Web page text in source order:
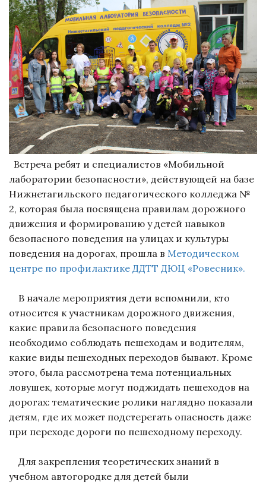
Встреча ребят и специалистов «Мобильной
лаборатории безопасности», действующей на базе
Нижнетагильского педагогического колледжа №
2, которая была посвящена правилам дорожного
движения и формированию у детей навыков
безопасного поведения на улицах и культуры
поведения на дорогах, прошла в Методическом
центре по профилактике ДДТТ ДЮЦ «Ровесник».
В начале мероприятия дети вспомнили, кто
относится к участникам дорожного движения,
какие правила безопасного поведения
необходимо соблюдать пешеходам и водителям,
какие виды пешеходных переходов бывают. Кроме
этого, была рассмотрена тема потенциальных
ловушек, которые могут поджидать пешеходов на
дорогах: тематические ролики наглядно показали
детям, где их может подстерегать опасность даже
при переходе дороги по пешеходному переходу.
Для закрепления теоретических знаний в
учебном автогородке для детей были